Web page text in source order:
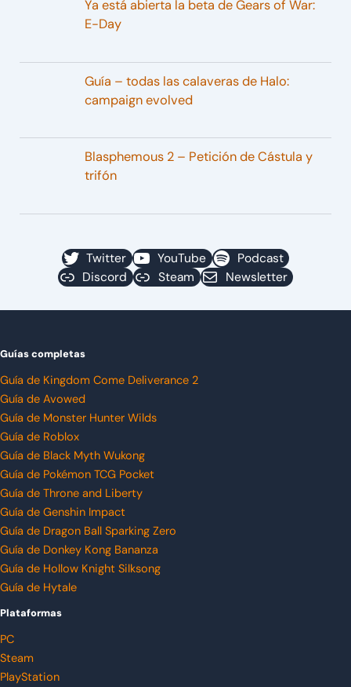
Ya está abierta la beta de Gears of War:
E-Day
Guía – todas las calaveras de Halo:
campaign evolved
Blasphemous 2 – Petición de Cástula y
trifón
Twitter YouTube
Podcast
Discord
Steam Newsletter
Guías completas
Guía de Kingdom Come Deliverance 2
Guía de Avowed
Guía de Monster Hunter Wilds
Guía de Roblox
Guía de Black Myth Wukong
Guía de Pokémon TCG Pocket
Guía de Throne and Liberty
Guía de Genshin Impact
Guía de Dragon Ball Sparking Zero
Guía de Donkey Kong Bananza
Guía de Hollow Knight Silksong
Guía de Hytale
Plataformas
PC
Steam
PlayStation